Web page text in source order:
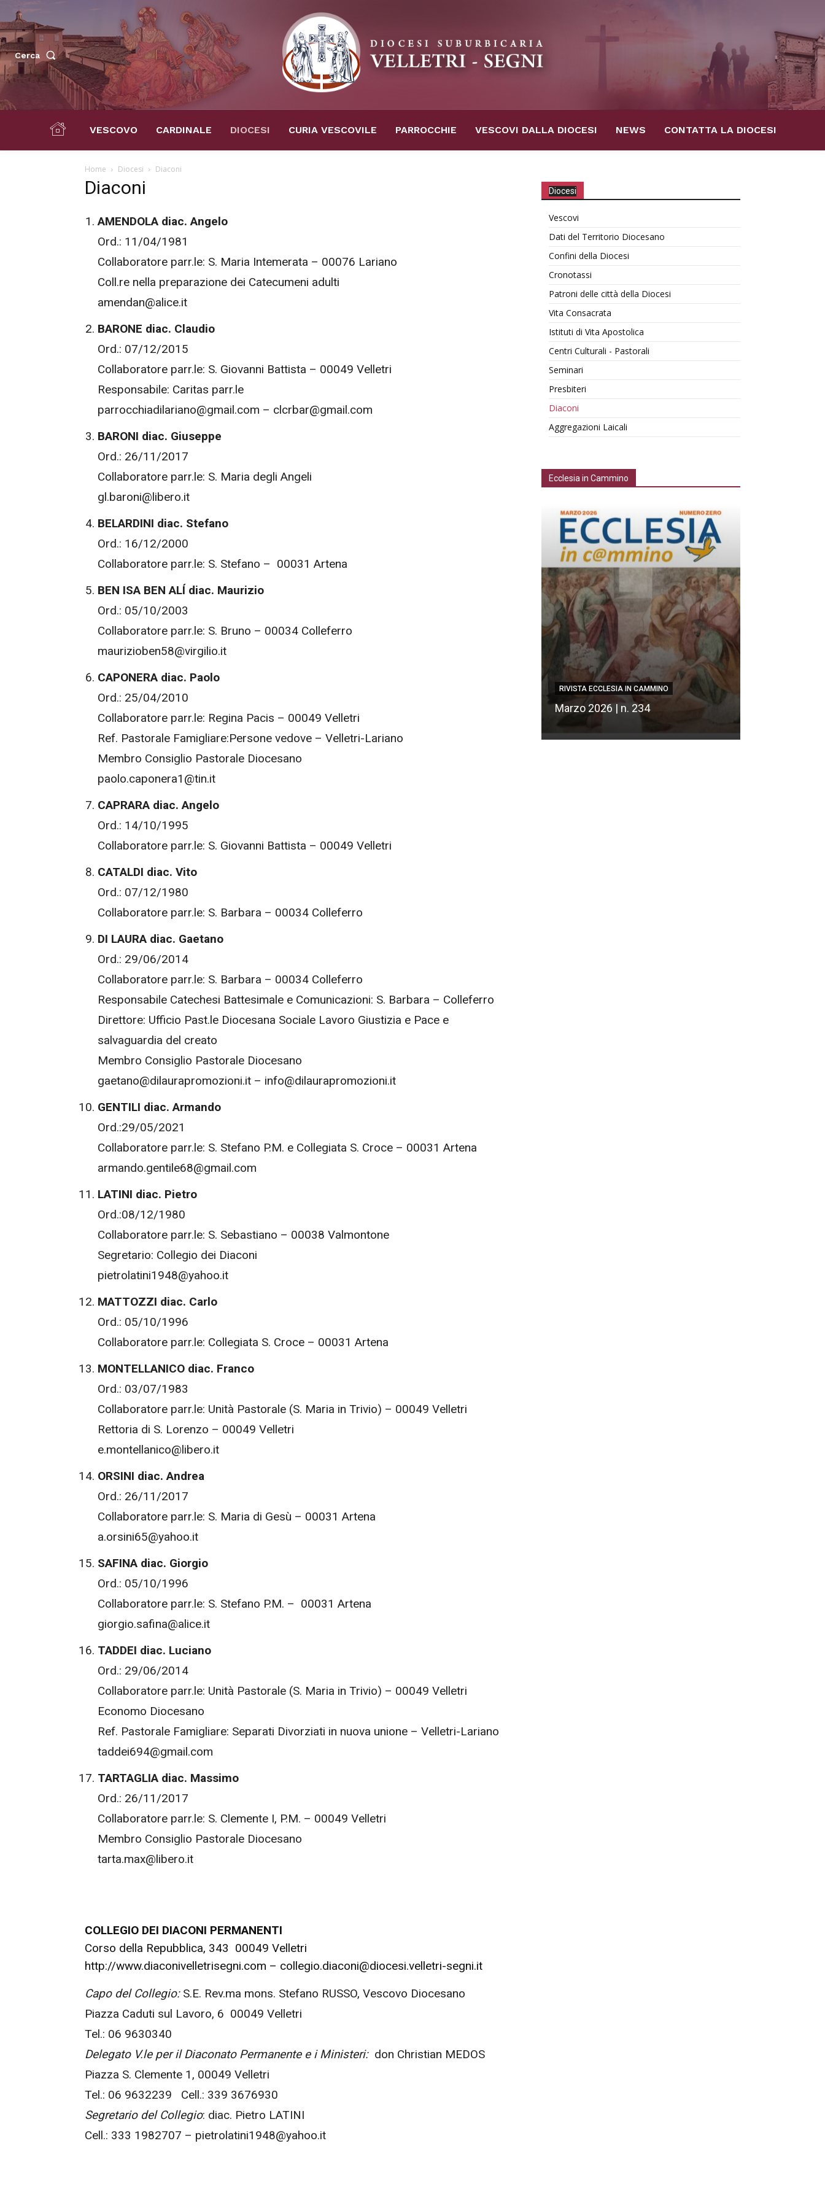
Cerca
VESCOVO CARDINALE DIOCESI CURIA VESCOVILE PARROCCHIE VESCOVI DALLA DIOCESI NEWS CONTATTA LA DIOCESI
Home Diocesi Diaconi
Diaconi
AMENDOLA diac. Angelo
Ord.: 11/04/1981
Collaboratore parr.le: S. Maria Intemerata – 00076 Lariano
Coll.re nella preparazione dei Catecumeni adulti
amendan@alice.it
BARONE diac. Claudio
Ord.: 07/12/2015
Collaboratore parr.le: S. Giovanni Battista – 00049 Velletri
Responsabile: Caritas parr.le
parrocchiadilariano@gmail.com – clcrbar@gmail.com
BARONI diac. Giuseppe
Ord.: 26/11/2017
Collaboratore parr.le: S. Maria degli Angeli
gl.baroni@libero.it
BELARDINI diac. Stefano
Ord.: 16/12/2000
Collaboratore parr.le: S. Stefano – 00031 Artena
BEN ISA BEN ALÍ diac. Maurizio
Ord.: 05/10/2003
Collaboratore parr.le: S. Bruno – 00034 Colleferro
maurizioben58@virgilio.it
CAPONERA diac. Paolo
Ord.: 25/04/2010
Collaboratore parr.le: Regina Pacis – 00049 Velletri
Ref. Pastorale Famigliare:Persone vedove – Velletri-Lariano
Membro Consiglio Pastorale Diocesano
paolo.caponera1@tin.it
CAPRARA diac. Angelo
Ord.: 14/10/1995
Collaboratore parr.le: S. Giovanni Battista – 00049 Velletri
CATALDI diac. Vito
Ord.: 07/12/1980
Collaboratore parr.le: S. Barbara – 00034 Colleferro
DI LAURA diac. Gaetano
Ord.: 29/06/2014
Collaboratore parr.le: S. Barbara – 00034 Colleferro
Responsabile Catechesi Battesimale e Comunicazioni: S. Barbara – Colleferro
Direttore: Ufficio Past.le Diocesana Sociale Lavoro Giustizia e Pace e
salvaguardia del creato
Membro Consiglio Pastorale Diocesano
gaetano@dilaurapromozioni.it – info@dilaurapromozioni.it
GENTILI diac. Armando
Ord.:29/05/2021
Collaboratore parr.le: S. Stefano P.M. e Collegiata S. Croce – 00031 Artena
armando.gentile68@gmail.com
LATINI diac. Pietro
Ord.:08/12/1980
Collaboratore parr.le: S. Sebastiano – 00038 Valmontone
Segretario: Collegio dei Diaconi
pietrolatini1948@yahoo.it
MATTOZZI diac. Carlo
Ord.: 05/10/1996
Collaboratore parr.le: Collegiata S. Croce – 00031 Artena
MONTELLANICO diac. Franco
Ord.: 03/07/1983
Collaboratore parr.le: Unità Pastorale (S. Maria in Trivio) – 00049 Velletri
Rettoria di S. Lorenzo – 00049 Velletri
e.montellanico@libero.it
ORSINI diac. Andrea
Ord.: 26/11/2017
Collaboratore parr.le: S. Maria di Gesù – 00031 Artena
a.orsini65@yahoo.it
SAFINA diac. Giorgio
Ord.: 05/10/1996
Collaboratore parr.le: S. Stefano P.M. – 00031 Artena
giorgio.safina@alice.it
TADDEI diac. Luciano
Ord.: 29/06/2014
Collaboratore parr.le: Unità Pastorale (S. Maria in Trivio) – 00049 Velletri
Economo Diocesano
Ref. Pastorale Famigliare: Separati Divorziati in nuova unione – Velletri-Lariano
taddei694@gmail.com
TARTAGLIA diac. Massimo
Ord.: 26/11/2017
Collaboratore parr.le: S. Clemente I, P.M. – 00049 Velletri
Membro Consiglio Pastorale Diocesano
tarta.max@libero.it
COLLEGIO DEI DIACONI PERMANENTI
Corso della Repubblica, 343 00049 Velletri
http://www.diaconivelletrisegni.com – collegio.diaconi@diocesi.velletri-segni.it
Capo del Collegio: S.E. Rev.ma mons. Stefano RUSSO, Vescovo Diocesano
Piazza Caduti sul Lavoro, 6 00049 Velletri
Tel.: 06 9630340
Delegato V.le per il Diaconato Permanente e i Ministeri: don Christian MEDOS
Piazza S. Clemente 1, 00049 Velletri
Tel.: 06 9632239 Cell.: 339 3676930
Segretario del Collegio: diac. Pietro LATINI
Cell.: 333 1982707 – pietrolatini1948@yahoo.it
Diocesi
Vescovi
Dati del Territorio Diocesano
Confini della Diocesi
Cronotassi
Patroni delle città della Diocesi
Vita Consacrata
Istituti di Vita Apostolica
Centri Culturali - Pastorali
Seminari
Presbiteri
Diaconi
Aggregazioni Laicali
Ecclesia in Cammino
RIVISTA ECCLESIA IN CAMMINO
Marzo 2026 | n. 234